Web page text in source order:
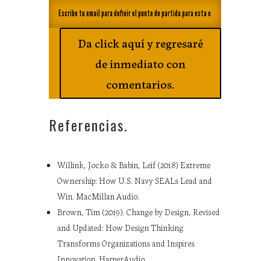
Da click aquí y regresaré
de inmediato con
comentarios.
Referencias.
Willink, Jocko & Babin, Leif (2018) Extreme
Ownership: How U.S. Navy SEALs Lead and
Win. MacMillan Audio.
Brown, Tim (2019). Change by Design, Revised
and Updated: How Design Thinking
Transforms Organizations and Inspires
Innovation. HarperAudio.